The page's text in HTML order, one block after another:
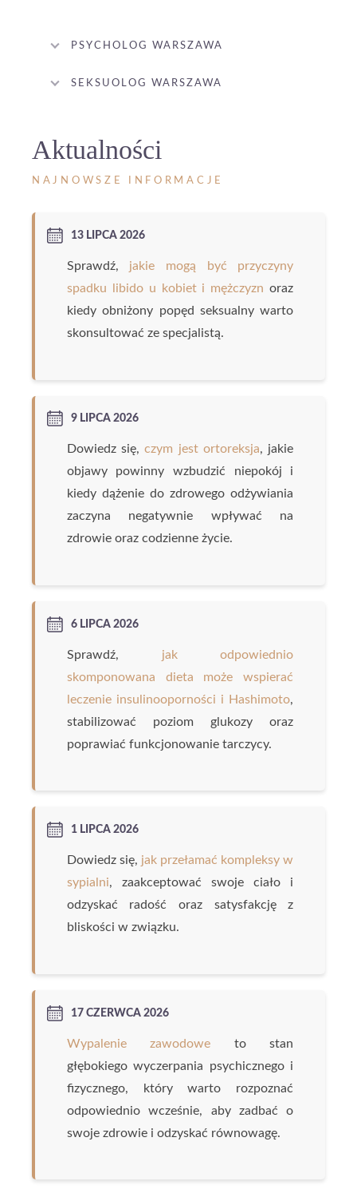
PSYCHOLOG WARSZAWA
SEKSUOLOG WARSZAWA
Aktualności
NAJNOWSZE INFORMACJE
13 LIPCA 2026
Sprawdź, jakie mogą być przyczyny
spadku libido u kobiet i mężczyzn oraz
kiedy obniżony popęd seksualny warto
skonsultować ze specjalistą.
9 LIPCA 2026
Dowiedz się,czym jest ortoreksja, jakie
objawy powinny wzbudzić niepokój i
kiedy dążenie do zdrowego odżywiania
zaczyna negatywnie wpływać na
zdrowie oraz codzienne życie.
6 LIPCA 2026
Sprawdź, jak odpowiednio
skomponowana dieta może wspierać
leczenie insulinooporności i Hashimoto,
stabilizować poziom glukozy oraz
poprawiać funkcjonowanie tarczycy.
1 LIPCA 2026
Dowiedz się, jak przełamać kompleksy w
sypialni, zaakceptować swoje ciało i
odzyskać radość oraz satysfakcję z
bliskości w związku.
17 CZERWCA 2026
Wypalenie zawodowe to stan
głębokiego wyczerpania psychicznego i
fizycznego, który warto rozpoznać
odpowiednio wcześnie, aby zadbać o
swoje zdrowie i odzyskać równowagę.